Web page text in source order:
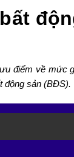
điểm về mức
động sản (BĐS).